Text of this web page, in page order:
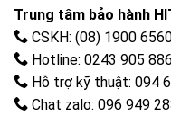
Trung tâm bảo hành
CSKH: (08) 1900
Hotline: 0243 905
Hỗ trợ kỹ thuật: 094
Chat zalo: 096 949